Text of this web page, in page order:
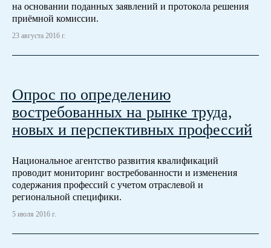
на основании поданных заявлений и протокола решения
приёмной комиссии.
23 августа 2016 г.
Опрос по определению
востребованных на рынке труда,
новых и перспективных профессий
Национальное агентство развития квалификаций
проводит мониторинг востребованности и изменения
содержания профессий с учетом отраслевой и
региональной специфики.
5 июля 2016 г.